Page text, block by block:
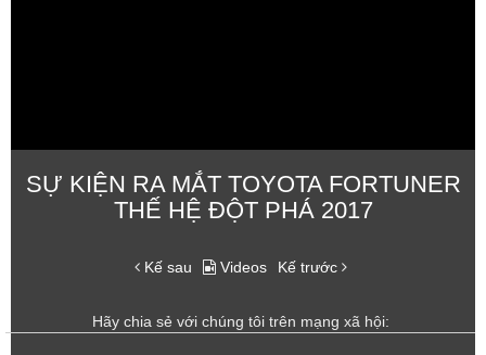
SỰ KIỆN RA MẮT TOYOTA FORTUNER
THẾ HỆ ĐỘT PHÁ 2017
Kế sau Videos Kế trước
Hãy chia sẻ với chúng tôi trên mạng xã hội: